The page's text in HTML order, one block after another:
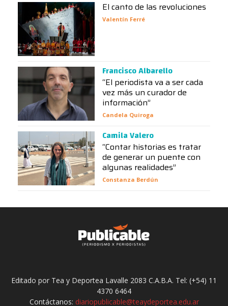
El canto de las revoluciones
Valentín Ferré
Francisco Albarello
“El periodista va a ser cada
vez más un curador de
información”
Candela Quiroga
Camila Valero
“Contar historias es tratar
de generar un puente con
algunas realidades”
Constanza Berdún
Editado por Tea y Deportea Lavalle 2083 C.A.B.A. Tel: (+54) 11
4370 6464
Contáctanos: diariopublicable@teaydeportea.edu.ar